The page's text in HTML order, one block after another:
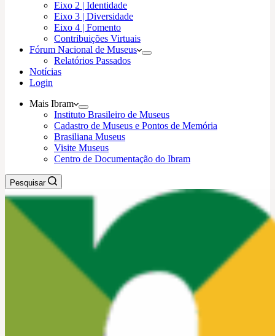
Eixo 2 | Identidade
Eixo 3 | Diversidade
Eixo 4 | Fomento
Contribuições Virtuais
Fórum Nacional de Museus
Relatórios Passados
Notícias
Login
Mais Ibram
Instituto Brasileiro de Museus
Cadastro de Museus e Pontos de Memória
Brasiliana Museus
Visite Museus
Centro de Documentação do Ibram
Pesquisar